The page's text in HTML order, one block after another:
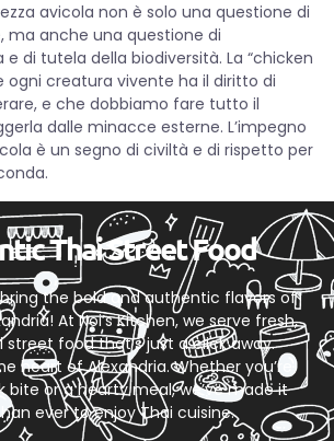
avicola non è solo una questione di
ma anche una questione di
di tutela della biodiversità. La “chicken
ogni creatura vivente ha il diritto di
e che dobbiamo fare tutto il
dalle minacce esterne. L’impegno
è un segno di civiltà e di rispetto per
Thai Street Food
the bold and authentic flavors of
At Noi’s Kitchen, we serve fresh,
street food that’s just a click away.
heart of Alexandria. Whether you’re
bite or a hearty meal, we’ve made it
ever to enjoy Thai cuisine.